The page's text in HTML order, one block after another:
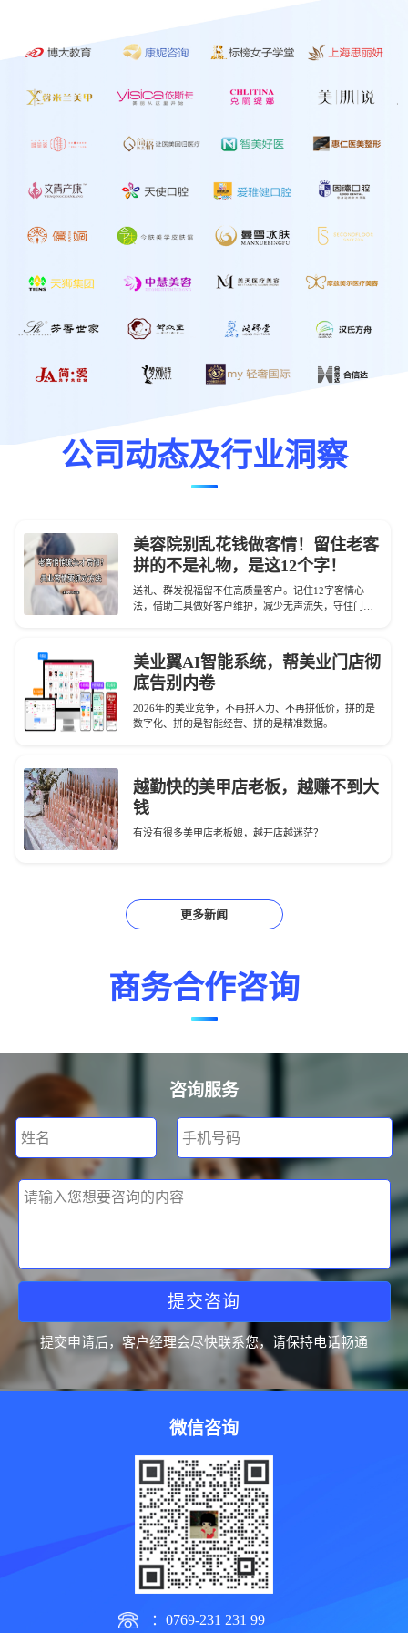
公司动态及行业洞察
美容院别乱花钱做客情！留住老客
拼的不是礼物，是这12个字！
送礼、群发祝福留不住高质量客户。记住12字客情心
法，借助工具做好客户维护，减少无声流失，守住门店
美业翼AI智能系统，帮美业门店彻
底告别内卷
2026年的美业竞争，不再拼人力、不再拼低价，拼的是
数字化、拼的是智能经营、拼的是精准数据。
越勤快的美甲店老板，越赚不到大
钱
有没有很多美甲店老板娘，越开店越迷茫？
更多新闻
商务合作咨询
咨询服务
姓名 手机号码
请输入您想要咨询的内容
提交咨询
提交申请后，客户经理会尽快联系您，请保持电话畅通
微信咨询
：0769-231 231 99